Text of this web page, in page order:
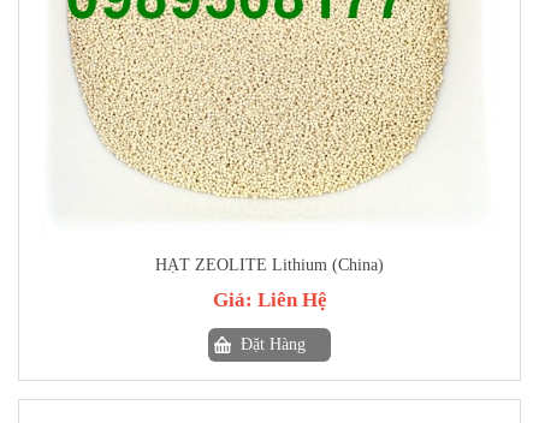
HẠT ZEOLITE Lithium (China)
Giá: Liên Hệ
Đặt Hàng